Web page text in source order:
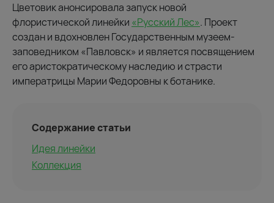
Цветовик анонсировала запуск новой
флористической линейки «Русский Лес». Проект
создан и вдохновлен Государственным музеем-
заповедником «Павловск» и является посвящением
его аристократическому наследию и страсти
императрицы Марии Федоровны к ботанике.
Содержание статьи
Идея линейки
Коллекция